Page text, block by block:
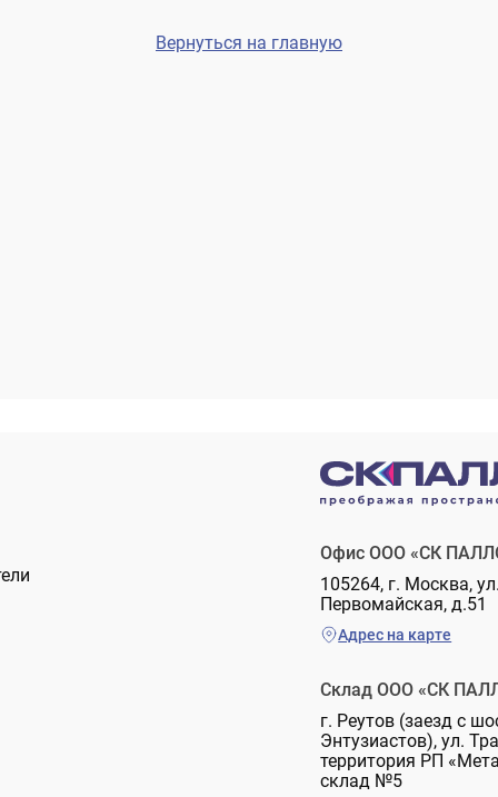
Вернуться на главную
Офис ООО «СК
105264, г. Москва,
Первомайская, д.51
Адрес на карте
Склад ООО «СК
г. Реутов (заезд с
Энтузиастов), ул.
территория РП
склад №5